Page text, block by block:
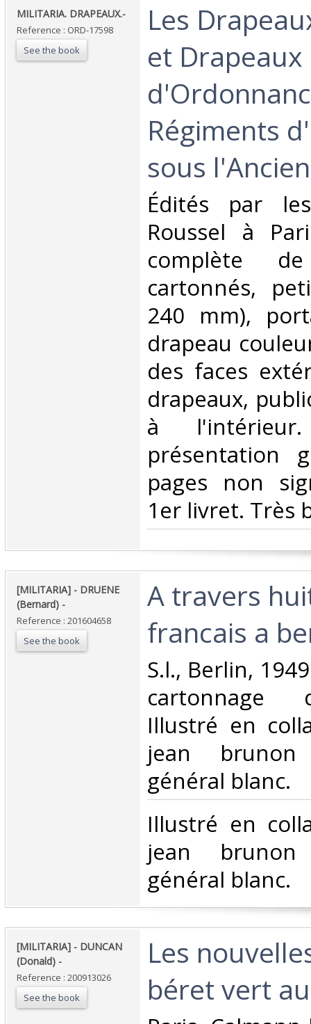
‎MILITARIA. DRAPEAUX.-‎
Reference : ORD-17598
See the book
‎Les
et Drapeaux
Régiments
sous
‎Édités par
Roussel à
complète
cartonnés,
240 mm),
drapeau
des faces
drapeaux,
à
présentation
pages non
1er livret. Très
‎[MILITARIA] - DRUENE
(Bernard) - ‎
Reference : 201604658
See the book
‎A travers
francais a
‎S.l., Berlin,
cartonnage
Illustré en
jean
général blanc.‎
‎Illustré en
jean
général blanc.‎
‎[MILITARIA] - DUNCAN
(Donald) - ‎
Reference : 200913026
See the book
‎Les
béret vert